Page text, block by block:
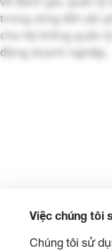
Việc chúng tôi
Chúng tôi sử
trong vòng đời sản
cho hệ thống quản
động doanh nghiệp.